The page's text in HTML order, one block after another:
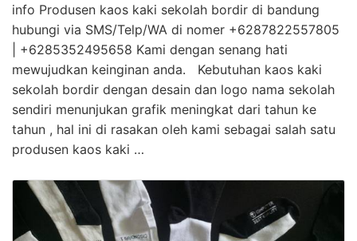
info Produsen kaos kaki sekolah bordir di bandung
hubungi via SMS/Telp/WA di nomer +6287822557805
| +6285352495658 Kami dengan senang hati
mewujudkan keinginan anda. Kebutuhan kaos kaki
sekolah bordir dengan desain dan logo nama sekolah
sendiri menunjukan grafik meningkat dari tahun ke
tahun , hal ini di rasakan oleh kami sebagai salah satu
produsen kaos kaki …